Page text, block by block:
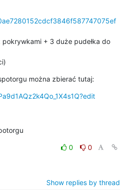
pokrywkami + 3 duże pudełka do
można zbierać tutaj:
0
0
Show replies by thread